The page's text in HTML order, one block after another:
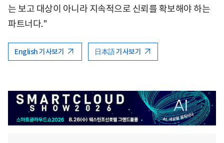
는 보고 대상이 아니라 지속적으로 신뢰를 확보해야 하는
파트너다."
English 기사보기 日本語 기사보기